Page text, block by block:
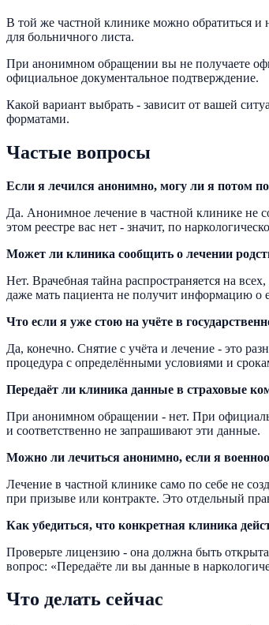
В той же частной клинике можно обратиться
для больничного листа.
При анонимном обращении вы не получаете
официальное документальное подтверждение.
Какой вариант выбрать - зависит от вашей
форматами.
Частые вопросы
Если я лечился анонимно, могу ли я потом
Да. Анонимное лечение в частной клинике не
этом реестре вас нет - значит, по
Может ли клиника сообщить о лечении
Нет. Врачебная тайна распространяется на
даже мать пациента не получит информацию о
Что если я уже стою на учёте в
Да, конечно. Снятие с учёта и лечение - это
процедура с определёнными условиями и
Передаёт ли клиника данные в страховые
При анонимном обращении - нет. При
и соответственно не запрашивают эти данные.
Можно ли лечиться анонимно, если я
Лечение в частной клинике само по себе не
при призыве или контракте. Это отдельный
Как убедиться, что конкретная клиника
Проверьте лицензию - она должна быть
вопрос: «Передаёте ли вы данные в
Что делать сейчас